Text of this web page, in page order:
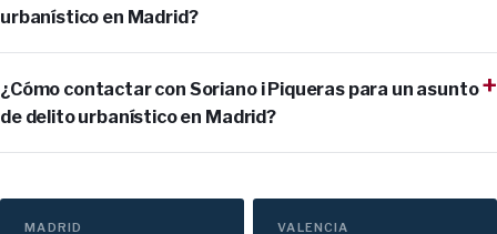
urbanístico en Madrid?
¿Cómo contactar con Soriano i Piqueras para un asunto
de delito urbanístico en Madrid?
MADRID VALENCIA